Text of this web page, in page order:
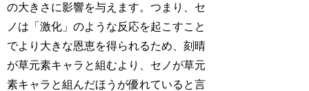
の大きさに影響を与えます。つまり、セ
ノは「激化」のような反応を起こすこと
でより大きな恩恵を得られるため、刻晴
が草元素キャラと組むより、セノが草元
素キャラと組んだほうが優れていると言